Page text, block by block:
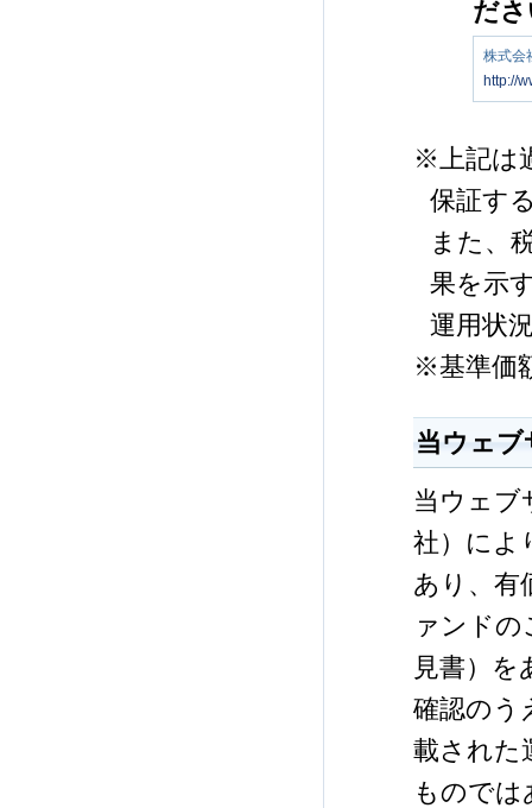
だ
株式会
http://
※上記は
保証す
また、
果を示
運用状
※基準価
当ウェ
当ウェブ
社）によ
あり、有
ァンドの
見書）
確認のう
載された
もので